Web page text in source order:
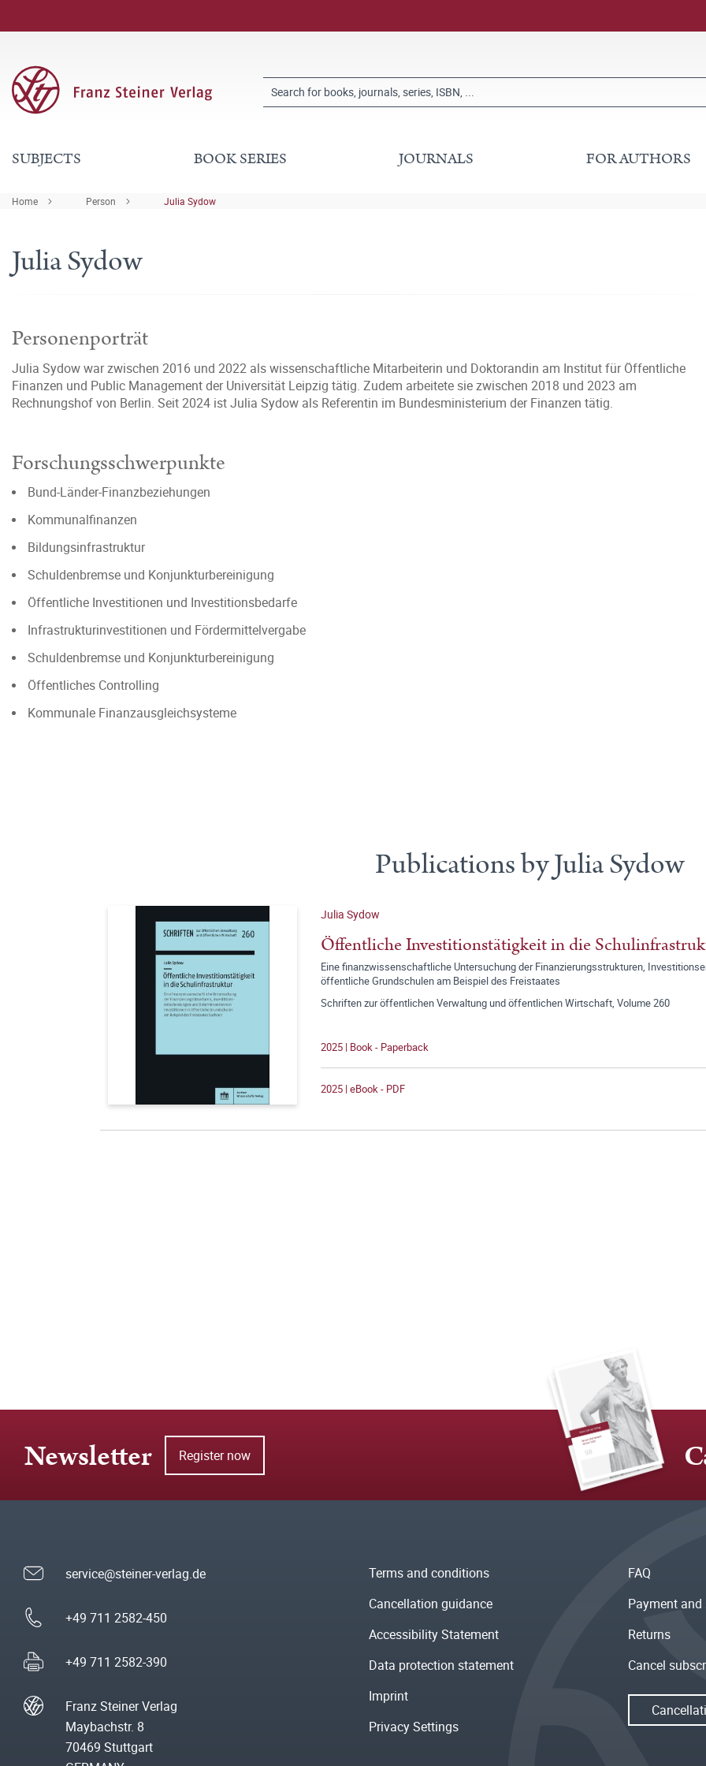
SUBJECTS BOOK SERIES JOURNALS FOR AUTHORS
Home Person Julia Sydow
Julia Sydow
Personenporträt
Julia Sydow war zwischen 2016 und 2022 als wissenschaftliche Mitarbeiterin und Doktorandin am Institut für Öffentliche
Finanzen und Public Management der Universität Leipzig tätig. Zudem arbeitete sie zwischen 2018 und 2023 am
Rechnungshof von Berlin. Seit 2024 ist Julia Sydow als Referentin im Bundesministerium der Finanzen tätig.
Forschungsschwerpunkte
Bund-Länder-Finanzbeziehungen
Kommunalfinanzen
Bildungsinfrastruktur
Schuldenbremse und Konjunkturbereinigung
Öffentliche Investitionen und Investitionsbedarfe
Infrastrukturinvestitionen und Fördermittelvergabe
Schuldenbremse und Konjunkturbereinigung
Öffentliches Controlling
Kommunale Finanzausgleichsysteme
Publications by Julia Sydow
Julia Sydow
Öffentliche Investitionstätigkeit in die
Eine finanzwissenschaftliche Untersuchung der Finanzierungsstrukturen,
öffentliche Grundschulen am Beispiel des Freistaates
Schriften zur öffentlichen Verwaltung und öffentlichen Wirtschaft, Volume 260
2025 | Book - Paperback
2025 | eBook - PDF
Newsletter Register now
service@steiner-verlag.de
+49 711 2582-450
+49 711 2582-390
Franz Steiner Verlag
Maybachstr. 8
70469 Stuttgart
Terms and conditions
Cancellation guidance
Accessibility Statement
Data protection statement
Imprint
Privacy Settings
FAQ
Payment
Returns
Cancel